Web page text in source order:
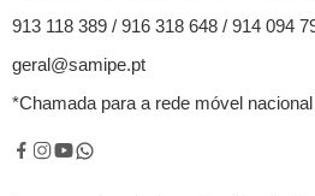
913 118 389 / 916 318 648 / 914 094
geral@samipe.pt
*Chamada para a rede móvel nacional